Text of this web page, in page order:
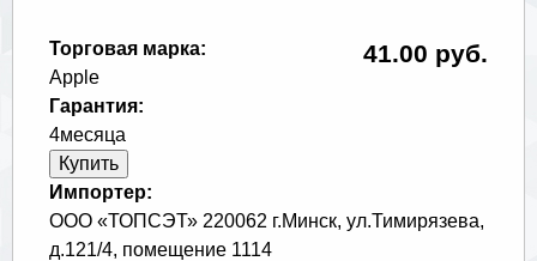
41.00 руб.
Торговая марка:
Apple
Гарантия:
4месяца
Импортер:
ООО «ТОПСЭТ» 220062 г.Минск, ул.Тимирязева,
д.121/4, помещение 1114